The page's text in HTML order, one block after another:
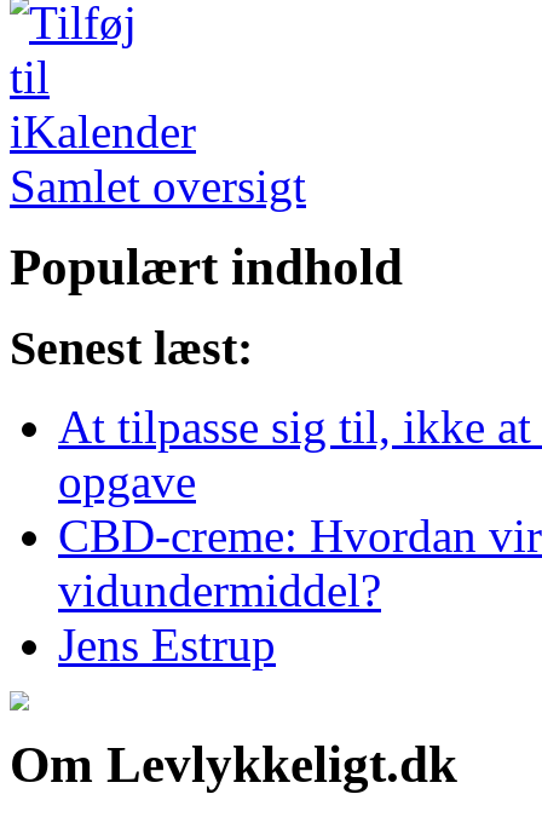
Samlet oversigt
Populært indhold
Senest læst:
At tilpasse sig til, ikke
opgave
CBD-creme: Hvordan
vidundermiddel?
Jens Estrup
Om Levlykkeligt.dk